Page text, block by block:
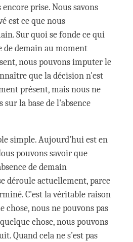
prise. Nous savons
est ce que nous
Sur quoi se fonde ce qui
de demain au moment
nous pouvons imputer le
que la décision n'est
présent, mais nous ne
la base de l'absence
simple. Aujourd'hui est en
pouvons savoir que
de demain
déroule actuellement, parce
C'est la véritable raison
chose, nous ne pouvons pas
chose, nous pouvons
Quand cela ne s’est pas